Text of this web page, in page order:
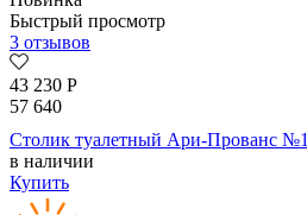
Быстрый просмотр
3 отзывов
43 230 Р
57 640
Столик туалетный Ари-Прованс №1
в наличии
Купить